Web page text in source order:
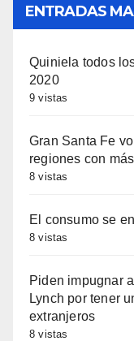
ENTRADAS
Quiniela todos
2020
9 vistas
Gran Santa Fe
regiones con
8 vistas
El consumo se
8 vistas
Piden impugnar
Lynch por tener
extranjeros
8 vistas